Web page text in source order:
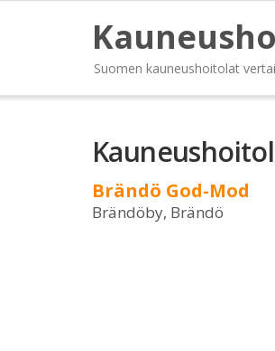
Suomen kauneushoitolat
Brändö God-Mod
Brändöby, Brändö